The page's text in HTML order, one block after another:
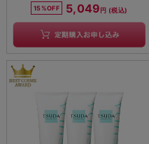
15%OFF
5,049円 (税込)